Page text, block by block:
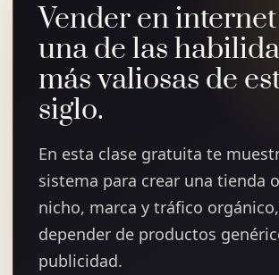
Vender en internet
una de las
más valiosas de
siglo.
En esta clase gratuita te
sistema para crear una tienda
nicho, marca y tráfico
depender de productos
publicidad.